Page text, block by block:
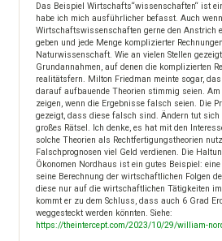
Das Beispiel Wirtschafts“wissenschaften“ ist
habe ich mich ausführlicher befasst. Auch
Wirtschaftswissenschaften gerne den Anstrich
geben und jede Menge komplizierter
Naturwissenschaft. Wie an vielen Stellen
Grundannahmen, auf denen die komplizierten
realitätsfern. Milton Friedman meinte sogar,
darauf aufbauende Theorien stimmig seien.
zeigen, wenn die Ergebnisse falsch seien. Die
gezeigt, dass diese falsch sind. Ändern tut
großes Rätsel. Ich denke, es hat mit den
solche Theorien als Rechtfertigungstheorien
Falschprognosen viel Geld verdienen. Die
Ökonomen Nordhaus ist ein gutes Beispiel:
seine Berechnung der wirtschaftlichen Folgen
diese nur auf die wirtschaftlichen Tätigkeiten
kommt er zu dem Schluss, dass auch 6 Grad
weggesteckt werden könnten. Siehe:
https://theintercept.com/2023/10/29/william-